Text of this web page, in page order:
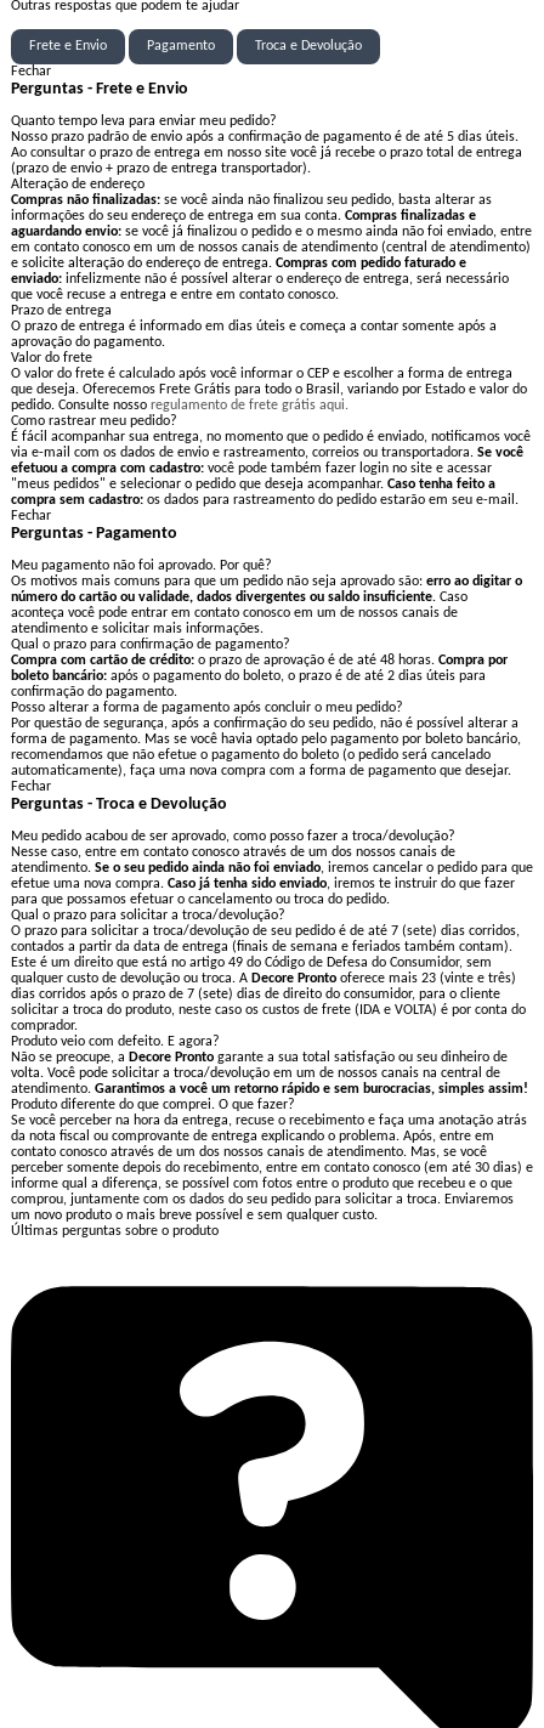
Outras respostas que podem te ajudar
Frete e Envio Pagamento
Troca e Devolução
Fechar
Perguntas - Frete e Envio
Quanto tempo leva para enviar meu pedido?
Nosso prazo padrão de envio após a confirmação de pagamento é de até 5 dias úteis.
Ao consultar o prazo de entrega em nosso site você já recebe o prazo total de entrega
(prazo de envio + prazo de entrega transportador).
Alteração de endereço
Compras não finalizadas:se você ainda não finalizou seu pedido, basta alterar as
informações do seu endereço de entrega em sua conta. Compras finalizadas e
aguardando envio:se você já finalizou o pedido e o mesmo ainda não foi enviado, entre
em contato conosco em um de nossos canais de atendimento (central de atendimento)
e solicite alteração do endereço de entrega. Compras com pedido faturado e
enviado: infelizmente não é possível alterar o endereço de entrega, será necessário
que você recuse a entrega e entre em contato conosco.
Prazo de entrega
O prazo de entrega é informado em dias úteis e começa a contar somente após a
aprovação do pagamento.
Valor do frete
O valor do frete é calculado após você informar o CEP e escolher a forma de entrega
que deseja. Oferecemos Frete Grátis para todo o Brasil, variando por Estado e valor do
pedido. Consulte nosso regulamento de frete grátis aqui.
Como rastrear meu pedido?
É fácil acompanhar sua entrega, no momento que o pedido é enviado, notificamos você
via e-mail com os dados de envio e rastreamento, correios ou transportadora. Se você
efetuou a compra com cadastro:você pode também fazer login no site e acessar
"meus pedidos" e selecionar o pedido que deseja acompanhar. Caso tenha feito a
compra sem cadastro:os dados para rastreamento do pedido estarão em seu e-mail.
Fechar
Perguntas - Pagamento
Meu pagamento não foi aprovado. Por quê?
Os motivos mais comuns para que um pedido não seja aprovado são:erro ao digitar o
número do cartão ou validade, dados divergentes ou saldo insuficiente. Caso
aconteça você pode entrar em contato conosco em um de nossos canais de
atendimento e solicitar mais informações.
Qual o prazo para confirmação de pagamento?
Compra com cartão de crédito:o prazo de aprovação é de até 48 horas. Compra por
boleto bancário:após o pagamento do boleto, o prazo é de até 2 dias úteis para
confirmação do pagamento.
Posso alterar a forma de pagamento após concluir o meu pedido?
Por questão de segurança, após a confirmação do seu pedido, não é possível alterar a
forma de pagamento. Mas se você havia optado pelo pagamento por boleto bancário,
recomendamos que não efetue o pagamento do boleto (o pedido será cancelado
automaticamente), faça uma nova compra com a forma de pagamento que desejar.
Fechar
Perguntas - Troca e Devolução
Meu pedido acabou de ser aprovado, como posso fazer a troca/devolução?
Nesse caso, entre em contato conosco através de um dos nossos canais de
atendimento. Se o seu pedido ainda não foi enviado, iremos cancelar o pedido para que
efetue uma nova compra. Caso já tenha sido enviado, iremos te instruir do que fazer
para que possamos efetuar o cancelamento ou troca do pedido.
Qual o prazo para solicitar a troca/devolução?
O prazo para solicitar a troca/devolução de seu pedido é de até 7 (sete) dias corridos,
contados a partir da data de entrega (finais de semana e feriados também contam).
Este é um direito que está no artigo 49 do Código de Defesa do Consumidor, sem
qualquer custo de devolução ou troca. A Decore Prontooferece mais 23 (vinte e três)
dias corridos após o prazo de 7 (sete) dias de direito do consumidor, para o cliente
solicitar a troca do produto, neste caso os custos de frete (IDA e VOLTA) é por conta do
comprador.
Produto veio com defeito. E agora?
Não se preocupe, a Decore Prontogarante a sua total satisfação ou seu dinheiro de
volta. Você pode solicitar a troca/devolução em um de nossos canais na central de
atendimento. Garantimos a você um retorno rápido e sem burocracias, simples assim!
Produto diferente do que comprei. O que fazer?
Se você perceber na hora da entrega, recuse o recebimento e faça uma anotação atrás
da nota fiscal ou comprovante de entrega explicando o problema. Após, entre em
contato conosco através de um dos nossos canais de atendimento. Mas, se você
perceber somente depois do recebimento, entre em contato conosco (em até 30 dias) e
informe qual a diferença, se possível com fotos entre o produto que recebeu e o que
comprou, juntamente com os dados do seu pedido para solicitar a troca. Enviaremos
um novo produto o mais breve possível e sem qualquer custo.
Últimas perguntas sobre o produto